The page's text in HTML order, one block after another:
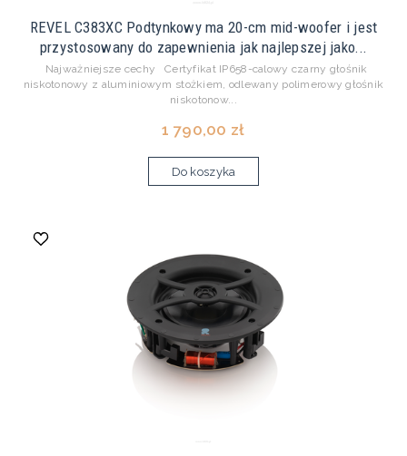
REVEL C383XC Podtynkowy ma 20-cm mid-woofer i jest
przystosowany do zapewnienia jak najlepszej jako...
Najważniejsze cechy Certyfikat IP658-calowy czarny głośnik
niskotonowy z aluminiowym stożkiem, odlewany polimerowy głośnik
niskotonow...
1 790,00 zł
Do koszyka